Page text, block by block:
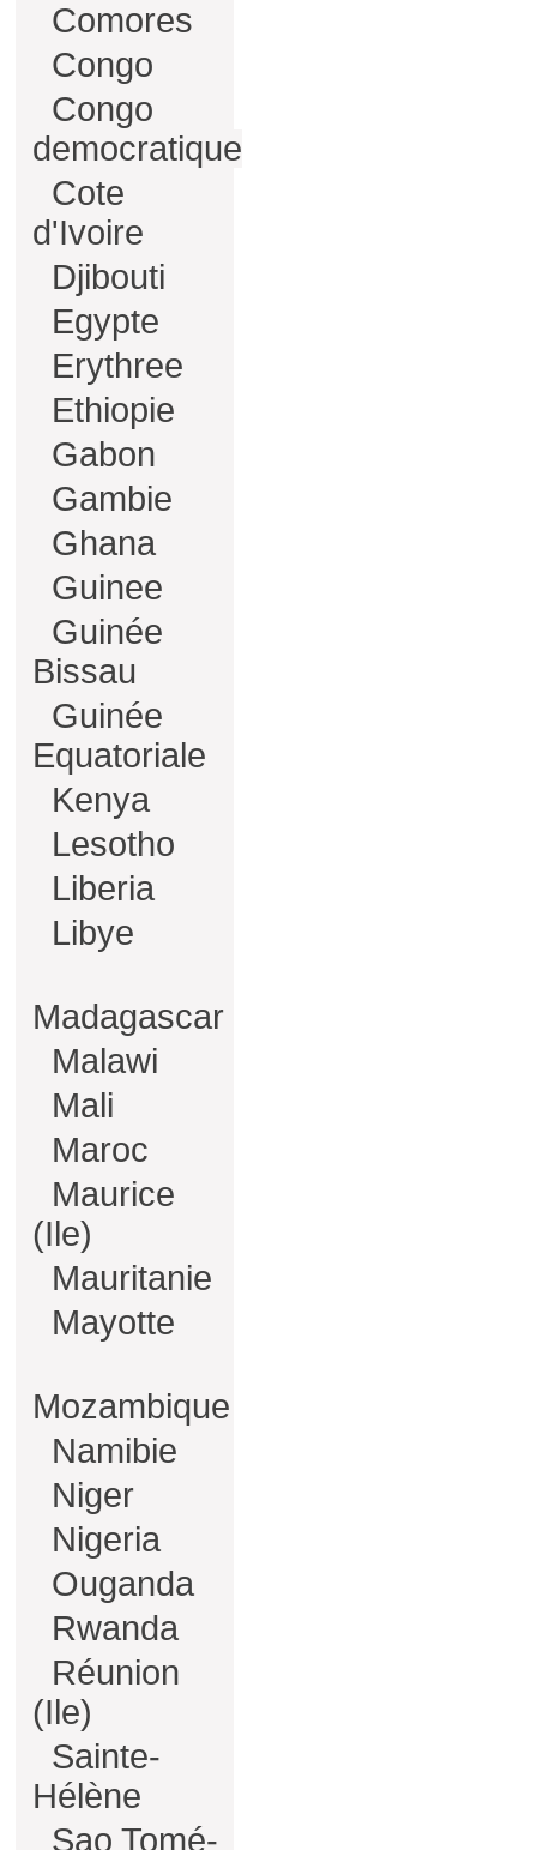
Comores
Congo
Congo
democratique
Cote
d'Ivoire
Djibouti
Egypte
Erythree
Ethiopie
Gabon
Gambie
Ghana
Guinee
Guinée
Bissau
Guinée
Equatoriale
Kenya
Lesotho
Liberia
Libye
Madagascar
Malawi
Mali
Maroc
Maurice
(Ile)
Mauritanie
Mayotte
Mozambique
Namibie
Niger
Nigeria
Ouganda
Rwanda
Réunion
(Ile)
Sainte-
Hélène
Sao Tomé-